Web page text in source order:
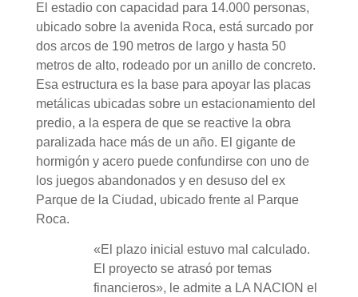
El estadio con capacidad para 14.000 personas,
ubicado sobre la avenida Roca, está surcado por
dos arcos de 190 metros de largo y hasta 50
metros de alto, rodeado por un anillo de concreto.
Esa estructura es la base para apoyar las placas
metálicas ubicadas sobre un estacionamiento del
predio, a la espera de que se reactive la obra
paralizada hace más de un año. El gigante de
hormigón y acero puede confundirse con uno de
los juegos abandonados y en desuso del ex
Parque de la Ciudad, ubicado frente al Parque
Roca.
«El plazo inicial estuvo mal calculado.
El proyecto se atrasó por temas
financieros», le admite a LA NACION el